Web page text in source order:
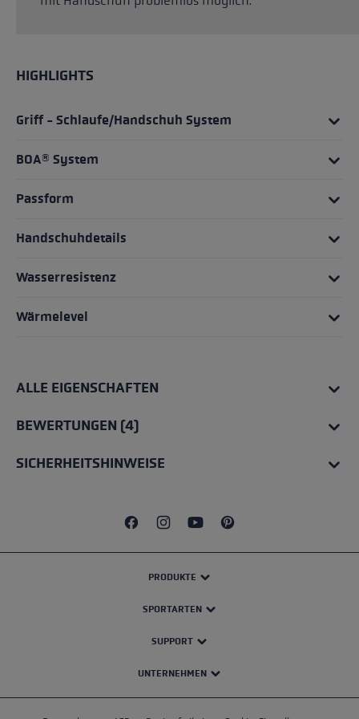
HIGHLIGHTS
Griff - Schlaufe/Handschuh System
BOA® System
Passform
Handschuhdetails
Wasserresistenz
Wärmelevel
ALLE EIGENSCHAFTEN
BEWERTUNGEN (4)
SICHERHEITSHINWEISE
PRODUKTE
SPORTARTEN
SUPPORT
UNTERNEHMEN